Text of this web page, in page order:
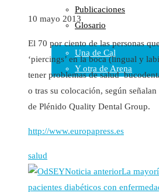
Humor
Cal y Arena
Una de Cal
Y otra de Arena
Noticias Sanitarias
Publicaciones
Glosario
10 mayo 2013
El 70 por ciento de las personas
‘piercings’ en la boca (lingual y
tener problemas de salud
o tras su colocación, según
de Plénido Quality Dental Group.
http://www.europapress.es
salud
Noticia anteriorLa
pacientes diabéticos con